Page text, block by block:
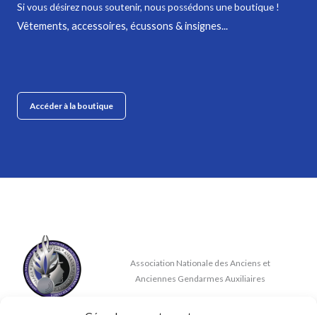
Si vous désirez nous soutenir, nous possédons une boutique !
Vêtements, accessoires, écussons & insignes...
Accéder à la boutique
Association Nationale des Anciens et
Anciennes Gendarmes Auxiliaires